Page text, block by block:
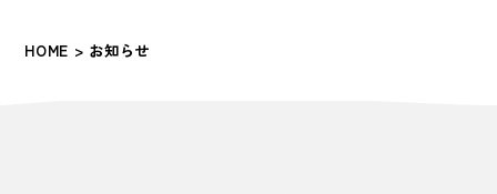
HOME > お知らせ